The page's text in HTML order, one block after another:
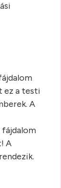
ez a testi
A
fájdalom
A